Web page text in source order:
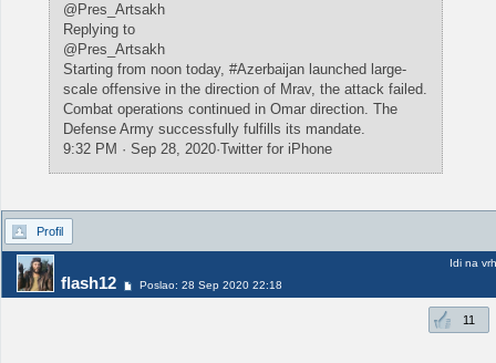
@Pres_Artsakh
Replying to
@Pres_Artsakh
Starting from noon today, #Azerbaijan launched large-
scale offensive in the direction of Mrav, the attack failed.
Combat operations continued in Omar direction. The
Defense Army successfully fulfills its mandate.
9:32 PM · Sep 28, 2020·Twitter for iPhone
Profil
flash12 Poslao: 28 Sep 2020 22:18
Idi na vrh
11